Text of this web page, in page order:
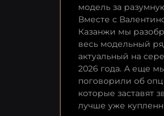
модель за
Вместе с
Казанжи мы
весь модельный
актуальный на
2026 года. А еще
поговорили об
которые заставят
лучше уже